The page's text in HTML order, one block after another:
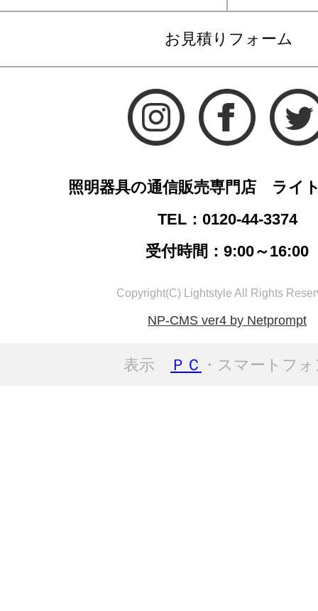
お見積りフォーム
照明器具の通信販売専門店 ライ
TEL：0120-44-3374
受付時間：9:00～16:00
Copyright(C) Lightstyle All Rights
NP-CMS ver4 by Netprompt
表示 ＰＣ ・スマートフ